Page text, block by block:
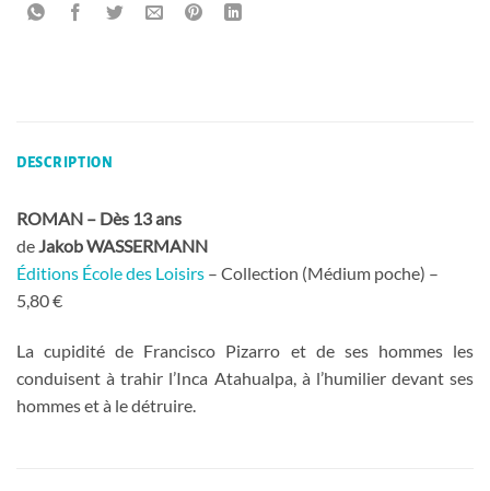
DESCRIPTION
ROMAN – Dès 13 ans
deJakob WASSERMANN
Éditions École des Loisirs – Collection (Médium poche) –
5,80 €
La cupidité de Francisco Pizarro et de ses hommes les
conduisent à trahir l’Inca Atahualpa, à l’humilier devant ses
hommes et à le détruire.